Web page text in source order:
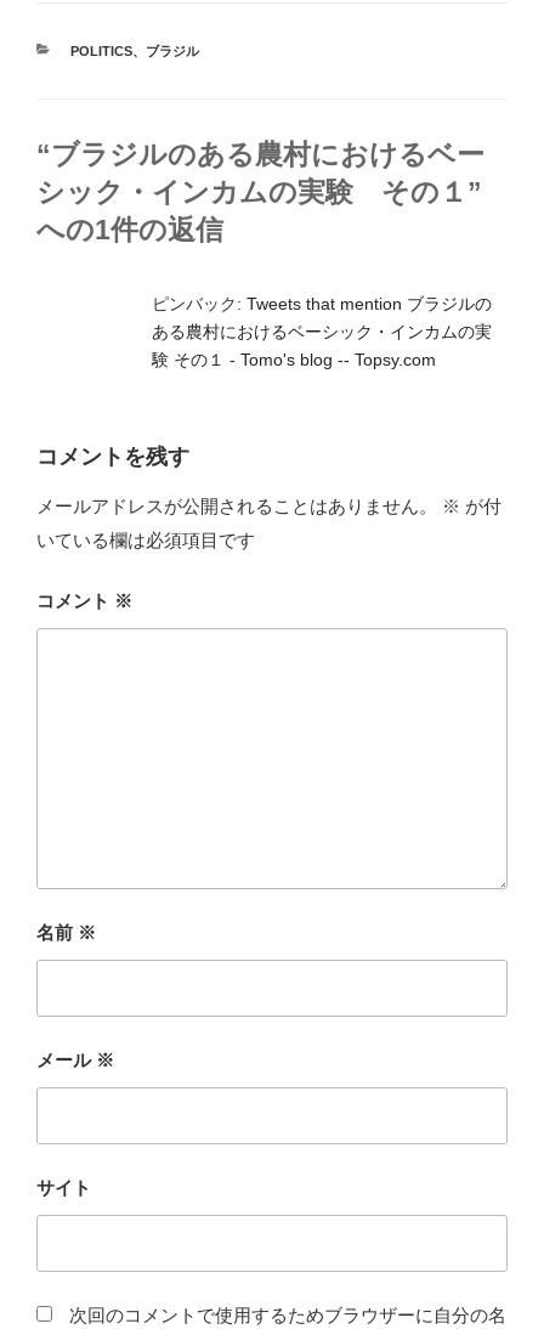
カ
ー
POLITICS、 ブラジル
“ブラジルのある農村におけるベー
シック・インカムの実験 その１”
への1件の返信
ピンバック: Tweets that mention ブラジルの
ある農村におけるベーシック・インカムの実
験 その１ - Tomo's blog -- Topsy.com
コメントを残す
メールアドレスが公開されることはありません。 ※ が付
いている欄は必須項目です
コメント ※
名前 ※
メール ※
サイト
次回のコメントで使用するためブラウザーに自分の名